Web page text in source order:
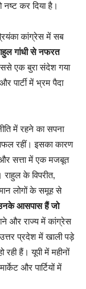
नष्ट कर दिया है।
कांग्रेस में सब
गांधी से नफरत
एक बुरा संदेश गया
पार्टी में भ्रम पैदा
में रहने का सपना
रहीं। इसका कारण
और सत्ता में एक मजबूत
के विपरीत,
लोगों के समूह से
उनके आसपास हैं जो
और राज्य में कांग्रेस
प्रदेश में खाली पड़े
हैं। यूपी में महीनों
और पार्टियों में